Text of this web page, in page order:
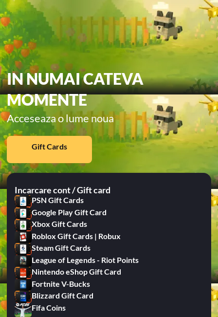
IN NUMAI CATEVA
MOMENTE
Acceseaza o lume noua
Gift Cards
Incarcare cont / Gift card
PSN Gift Cards
Google Play Gift Card
Xbox Gift Cards
Roblox Gift Cards | Robux
Steam Gift Cards
League of Legends - Riot Points
Nintendo eShop Gift Card
Fortnite V-Bucks
Blizzard Gift Card
Fifa Coins